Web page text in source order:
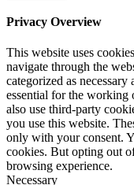
Privacy Overview
This website uses
navigate through the
categorized as
essential for the working
also use third-party
you use this website.
only with your consent.
cookies. But opting out
browsing experience.
Necessary